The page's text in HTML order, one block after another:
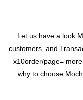
Let us have a look
customers, and
x10order/page=
why to choose